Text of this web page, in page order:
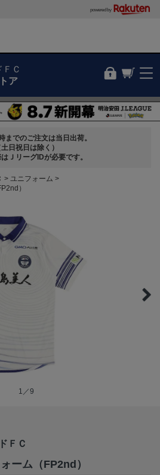
powered by
Ｃ
ア
までのご注文は当日出荷。
土日祝日は除く）
ＪリーグIDが必要です。
ユニフォーム
）
1／9
ＦＣ
ーム（FP2nd）